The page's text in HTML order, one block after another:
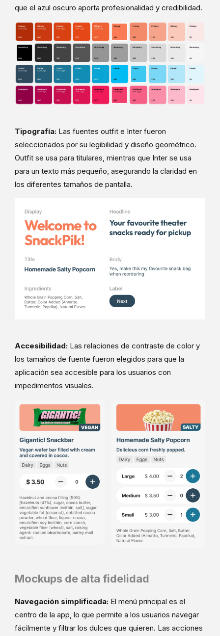
que el azul oscuro aporta profesionalidad y credibilidad.
Tipografía: Las fuentes outfit e Inter fueron
seleccionados por su legibilidad y diseño geométrico.
Outfit se usa para titulares, mientras que Inter se usa
para un texto más pequeño, asegurando la claridad en
los diferentes tamaños de pantalla.
Accesibilidad: Las relaciones de contraste de color y
los tamaños de fuente fueron elegidos para que la
aplicación sea accesible para los usuarios con
impedimentos visuales.
Mockups de alta fidelidad
Navegación simplificada: El menú principal es el
centro de la app, lo que permite a los usuarios navegar
fácilmente y filtrar los dulces que quieren. Las acciones